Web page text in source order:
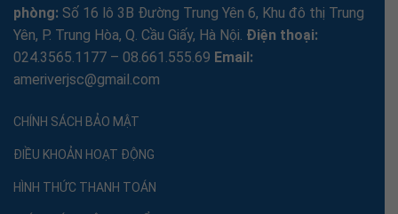
phòng: Số 16 lô 3B Đường Trung Yên 6, Khu đô thị Trung
Yên, P. Trung Hòa, Q. Cầu Giấy, Hà Nội. Điện thoại:
024.3565.1177 – 08.661.555.69 Email:
ameriverjsc@gmail.com
CHÍNH SÁCH BẢO MẬT
ĐIỀU KHOẢN HOẠT ĐỘNG
HÌNH THỨC THANH TOÁN